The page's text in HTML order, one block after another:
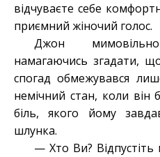
відчуваєте себе
приємний жіночий голос.
Джон
намагаючись згадати,
спогад обмежувався
немічний стан, коли він
біль, якого йому
шлунка.
— Хто Ви?